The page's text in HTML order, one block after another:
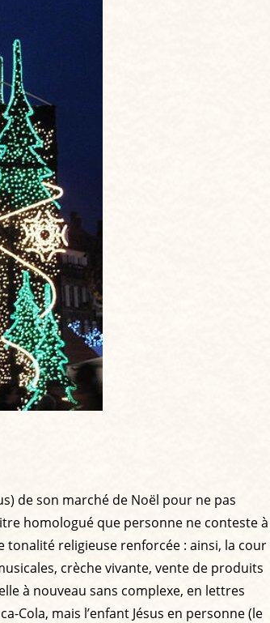
de son marché de Noël pour ne pas
homologué que personne ne conteste à
tonalité religieuse renforcée : ainsi, la cour
crèche vivante, vente de produits
à nouveau sans complexe, en lettres
Cola, mais l’enfant Jésus en personne (le